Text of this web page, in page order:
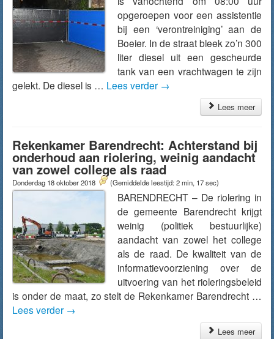
opgeroepen voor een assistentie
bij een ‘verontreiniging’ aan de
Boeier. In de straat bleek zo’n 300
liter diesel uit een gescheurde
tank van een vrachtwagen te zijn
gelekt. De diesel is … Lees verder →
Lees meer
Rekenkamer Barendrecht: Achterstand bij
onderhoud aan riolering, weinig aandacht
van zowel college als raad
Donderdag 18 oktober 2018 (Gemiddelde leestijd: 2 min, 17 sec)
BARENDRECHT – De riolering in
de gemeente Barendrecht krijgt
weinig (politiek bestuurlijke)
aandacht van zowel het college
als de raad. De kwaliteit van de
informatievoorziening over de
uitvoering van het rioleringsbeleid
is onder de maat, zo stelt de Rekenkamer Barendrecht …
Lees verder →
Lees meer